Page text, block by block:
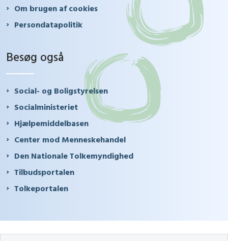
Om brugen af cookies
Persondatapolitik
Besøg også
Social- og Boligstyrelsen
Socialministeriet
Hjælpemiddelbasen
Center mod Menneskehandel
Den Nationale Tolkemyndighed
Tilbudsportalen
Tolkeportalen